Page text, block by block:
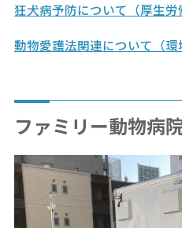
狂犬病予防について（厚生労
動物愛護法関連について（環
ファミリー動物病